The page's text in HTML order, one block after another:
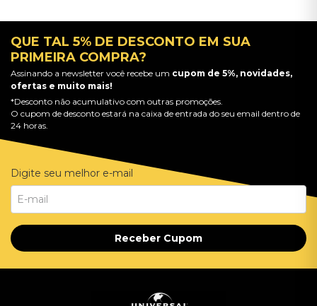
QUE TAL 5% DE DESCONTO EM SUA
PRIMEIRA COMPRA?
Assinando a newsletter você recebe um cupom de 5%, novidades,
ofertas e muito mais!
*Desconto não acumulativo com outras promoções.
O cupom de desconto estará na caixa de entrada do seu email dentro de
24 horas.
Digite seu melhor e-mail
Receber Cupom